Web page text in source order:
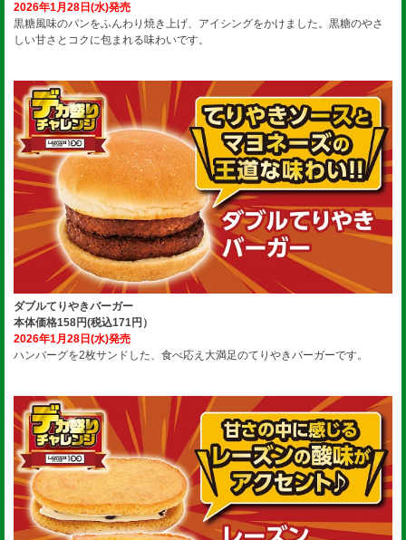
2026年1月28日(水)発売
黒糖風味のパンをふんわり焼き上げ、アイシングをかけました。黒糖のやさ
しい甘さとコクに包まれる味わいです。
ダブルてりやきバーガー
本体価格158円(税込171円）
2026年1月28日(水)発売
ハンバーグを2枚サンドした、食べ応え大満足のてりやきバーガーです。